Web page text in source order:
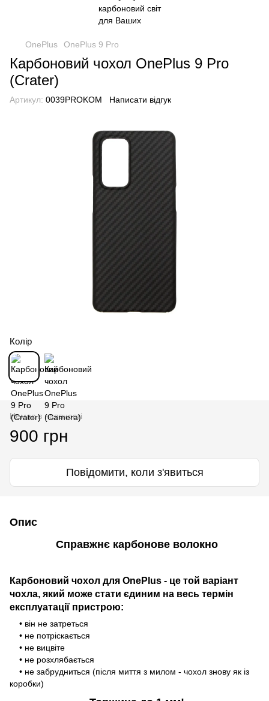
OnePlus OnePlus 9 Pro
Карбоновий чохол OnePlus 9 Pro
(Crater)
Артикул: 0039PROKOM Написати відгук
Колір
Немає в наявності
900 грн
Повідомити, коли з'явиться
Опис
Справжнє карбонове волокно
Карбоновий чохол для OnePlus - це той варіант
чохла, який може стати єдиним на весь термін
експлуатації пристрою:
• він не затреться
• не потріскається
• не вицвіте
• не розхлябається
• не забрудниться (після миття з милом - чохол знову як із
коробки)